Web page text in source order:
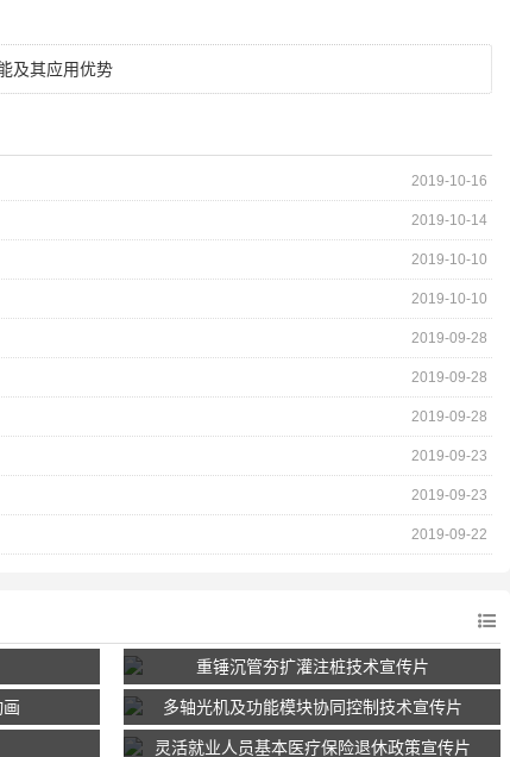
及其应用优势
2019-10-16
2019-10-14
2019-10-10
2019-10-10
2019-09-28
2019-09-28
2019-09-28
2019-09-23
2019-09-23
2019-09-22
重锤沉管夯扩灌注桩技术宣传片
多轴光机及功能模块协同控制技术宣传片
灵活就业人员基本医疗保险退休政策宣传片